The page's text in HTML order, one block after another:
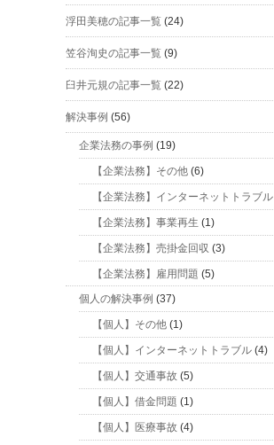
浮田美穂の記事一覧 (24)
笠谷洵史の記事一覧 (9)
臼井元規の記事一覧 (22)
解決事例 (56)
企業法務の事例 (19)
【企業法務】その他 (6)
【企業法務】インターネットトラブル
【企業法務】事業再生 (1)
【企業法務】売掛金回収 (3)
【企業法務】雇用問題 (5)
個人の解決事例 (37)
【個人】その他 (1)
【個人】インターネットトラブル (4)
【個人】交通事故 (5)
【個人】借金問題 (1)
【個人】医療事故 (4)